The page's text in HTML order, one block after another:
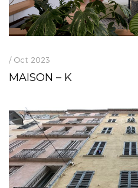
/ Oct 2023
MAISON – K